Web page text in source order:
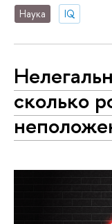
Наука IQ
сколько